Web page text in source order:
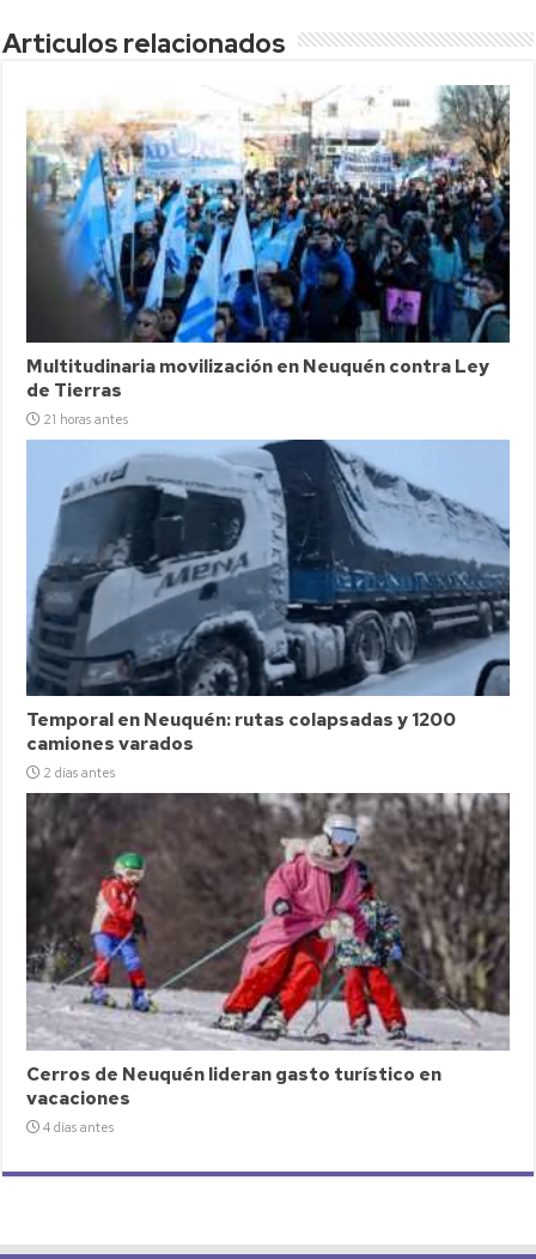
Articulos relacionados
Multitudinaria movilización en Neuquén contra Ley
de Tierras
21 horas antes
Temporal en Neuquén: rutas colapsadas y 1200
camiones varados
2 días antes
Cerros de Neuquén lideran gasto turístico en
vacaciones
4 días antes